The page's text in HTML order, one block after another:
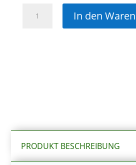
Colour
In den
PRODUKT BESCHREIBUNG